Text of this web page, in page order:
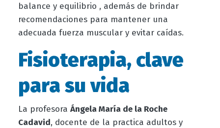
balance y equilibrio , además de brindar
recomendaciones para mantener una
adecuada fuerza muscular y evitar caídas.
Fisioterapia, clave
para su vida
La profesora Ángela María de la Roche
Cadavid, docente de la practica adultos y